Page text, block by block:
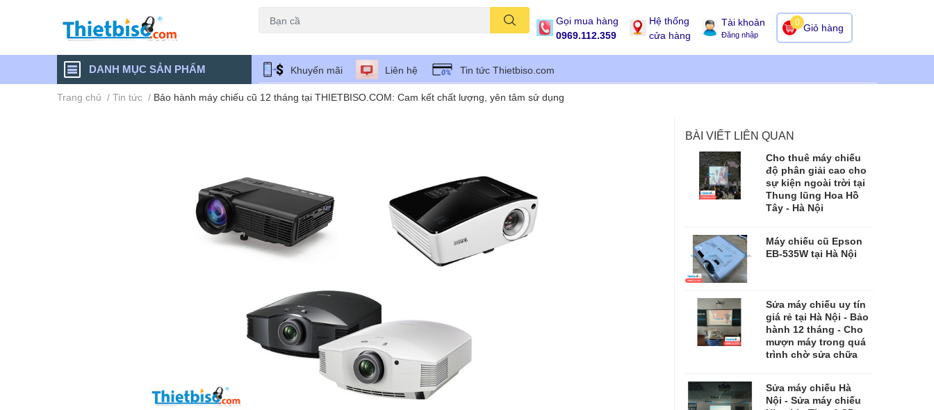
Gọi mua hàng
0969.112.359
Hệ thống
cửa hàng
Tài khoản
Đăng nhập
Giỏ hàng
0
DANH MỤC SẢN PHẨM Khuyến mãi Liên hệ Tin tức Thietbiso.com
Trang chủ / Tin tức / Bảo hành máy chiếu cũ 12 tháng tại THIETBISO.COM: Cam kết chất lượng, yên tâm sử dụng
BÀI VIẾT LIÊN QUAN
Cho thuê máy chiếu
độ phân giải cao cho
sự kiện ngoài trời tại
Thung lũng Hoa Hồ
Tây - Hà Nội
Máy chiếu cũ Epson
EB-535W tại Hà Nội
Sửa máy chiếu uy tín
giá rẻ tại Hà Nội - Bảo
hành 12 tháng - Cho
mượn máy trong quá
trình chờ sửa chữa
​​​​​​​Sửa máy chiếu Hà
Nội - Sửa máy chiếu